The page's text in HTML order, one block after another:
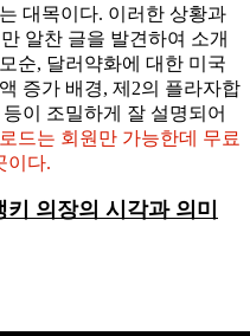
대목이다. 이러한 상황과
알찬 글을 발견하여 소개
순, 달러약화에 대한 미국
증가 배경, 제2의 플라자합
이 조밀하게 잘 설명되어
드는 회원만 가능한데 무료
이다.
의장의 시각과 의미